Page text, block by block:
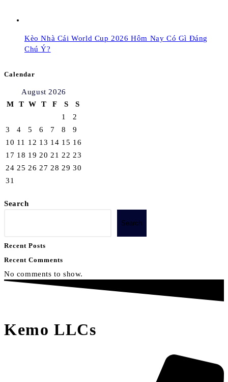
Kèo Nhà Cái World Cup 2026 Hôm Nay Có Gì Đáng
Chú Ý?
Calendar
August 2026
M
T W T F S
S
1
2
3
4 5 6 7 8
9
10 11 12 13 14 15 16
17 18 19 20 21 22 23
24 25 26 27 28 29 30
31
Search
Search
Recent Posts
Recent Comments
No comments to show.
Kemo LLCs